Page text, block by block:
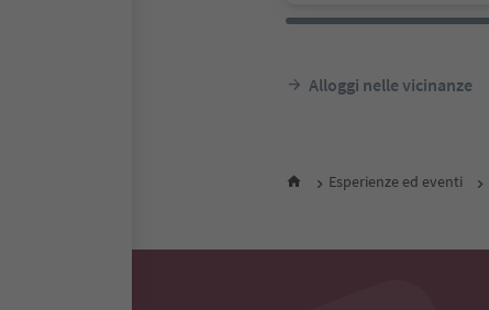
Alloggi nelle vicinanze
Esperienze ed eventi